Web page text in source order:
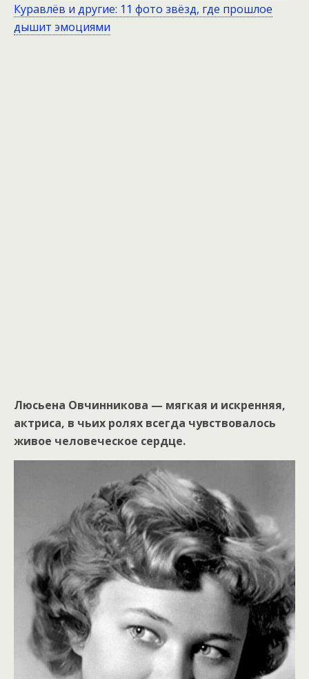
Куравлёв и другие: 11 фото звёзд, где прошлое
дышит эмоциями
Люсьена Овчинникова — мягкая и искренняя,
актриса, в чьих ролях всегда чувствовалось
живое человеческое сердце.